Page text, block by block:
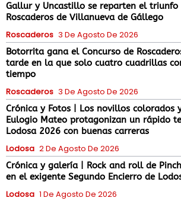
Gallur y Uncastillo se reparten el triunfo
Roscaderos de Villanueva de Gállego
Roscaderos 3 De Agosto De 2026
Botorrita gana el Concurso de
tarde en la que solo cuatro cuadrillas
tiempo
Roscaderos 3 De Agosto De 2026
Crónica y Fotos | Los novillos colorados
Eulogio Mateo protagonizan un rápido
Lodosa 2026 con buenas carreras
Lodosa 2 De Agosto De 2026
Crónica y galería | Rock and roll de
en el exigente Segundo Encierro de
Lodosa 1 De Agosto De 2026